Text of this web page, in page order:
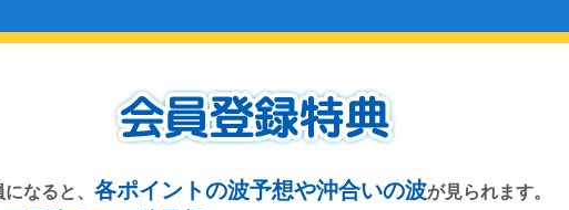
なると、 各ポイントの波予想や沖合いの波が見られます。